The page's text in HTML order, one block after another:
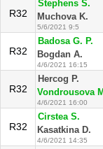
R32
Stephens S.
Muchova K.
5/6/2021 9:5
R32
Badosa G. P.
Bogdan A.
4/6/2021 16:15
R32
Hercog P.
Vondrousova
4/6/2021 16:00
R32
Cirstea S.
Kasatkina D.
4/6/2021 14:35